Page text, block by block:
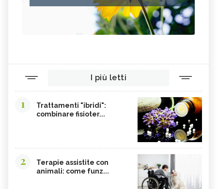
I più letti
1
Trattamenti "ibridi":
combinare fisioter...
2
Terapie assistite con
animali: come funz...